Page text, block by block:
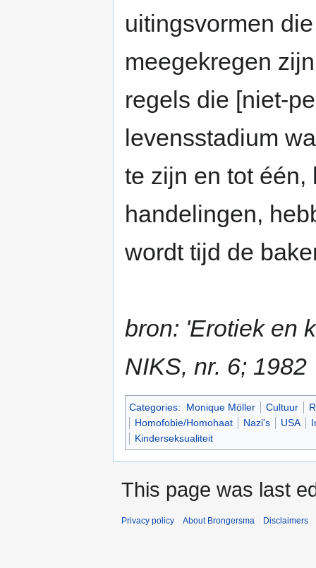
uitingsvormen
meegekregen
regels die [niet-
levensstadium
te zijn en tot één,
handelingen,
wordt tijd de
bron: 'Erotiek en
NIKS, nr. 6; 1982
Categories: Monique Möller Cultuur
Homofobie/Homohaat
Nazi's USA
Kinderseksualiteit
This page was last
Privacy policy About Brongersma Disclaimers